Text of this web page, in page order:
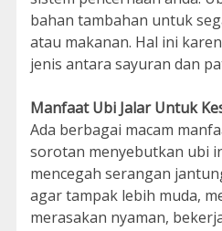
bahan tambahan untuk
atau makanan. Hal ini
jenis antara sayuran dan
Manfaat Ubi Jalar Untuk
Ada berbagai macam
sorotan menyebutkan ubi
mencegah serangan
agar tampak lebih muda,
merasakan nyaman,